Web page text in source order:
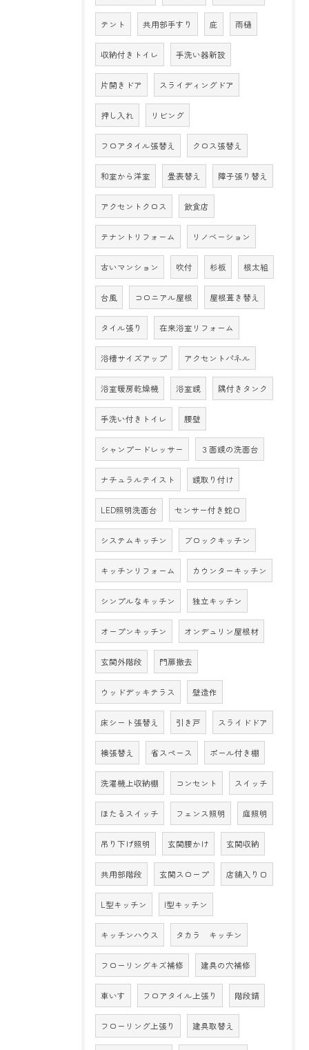
テント 共用部手すり 庇 雨樋
収納付きトイレ 手洗い器新設
片開きドア スライディングドア
押し入れ リビング
フロアタイル張替え クロス張替え
和室から洋室 畳表替え 障子張り替え
アクセントクロス 飲食店
テナントリフォーム リノベーション
古いマンション 吹付 杉板 根太組
台風 コロニアル屋根 屋根葺き替え
タイル張り 在来浴室リフォーム
浴槽サイズアップ アクセントパネル
浴室暖房乾燥機 浴室鏡 隅付きタンク
手洗い付きトイレ 腰壁
シャンプードレッサー ３面鏡の洗面台
ナチュラルテイスト 鏡取り付け
LED照明洗面台 センサー付き蛇口
システムキッチン ブロックキッチン
キッチンリフォーム カウンターキッチン
シンプルなキッチン 独立キッチン
オープンキッチン オンデュリン屋根材
玄関外階段 門扉撤去
ウッドデッキテラス 壁造作
床シート張替え 引き戸 スライドドア
襖張替え 省スペース ポール付き棚
洗濯機上収納棚 コンセント スイッチ
ほたるスイッチ フェンス照明 庭照明
吊り下げ照明 玄関腰かけ 玄関収納
共用部階段 玄関スロープ 店舗入り口
L型キッチン I型キッチン
キッチンハウス タカラ キッチン
フローリングキズ補修 建具の穴補修
車いす フロアタイル上張り 階段錆
フローリング上張り 建具取替え